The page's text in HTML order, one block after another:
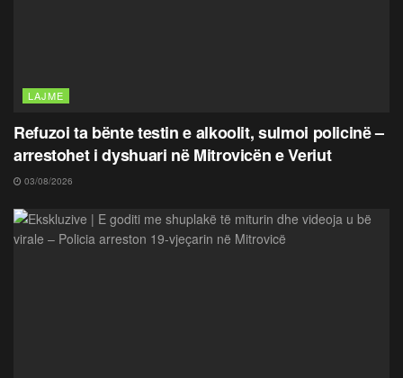
LAJME
Refuzoi ta bënte testin e alkoolit, sulmoi policinë –
arrestohet i dyshuari në Mitrovicën e Veriut
03/08/2026